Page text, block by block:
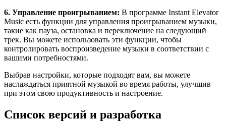
6. Управление проигрыванием: В программе Instant Elevator
Music есть функции для управления проигрыванием музыки,
такие как пауза, остановка и переключение на следующий
трек. Вы можете использовать эти функции, чтобы
контролировать воспроизведение музыки в соответствии с
вашими потребностями.
Выбрав настройки, которые подходят вам, вы можете
наслаждаться приятной музыкой во время работы, улучшив
при этом свою продуктивность и настроение.
Список версий и разработка